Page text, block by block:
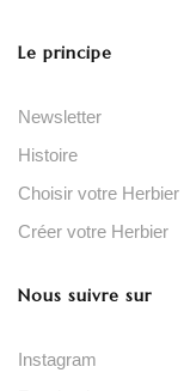
Le principe
Newsletter
Histoire
Choisir votre Herbier
Créer votre Herbier
Nous suivre sur
Instagram